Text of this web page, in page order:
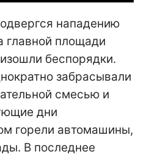
нападению
главной площади
беспорядки.
забрасывали
смесью и
дни
горели автомашины,
В последнее